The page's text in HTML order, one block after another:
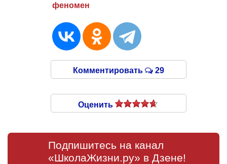
феномен
Комментировать 29
Оценить
Подпишитесь на канал
«ШколаЖизни.ру» в Дзене!